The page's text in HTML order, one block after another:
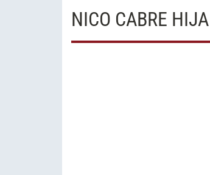
NICO CABRE HIJA